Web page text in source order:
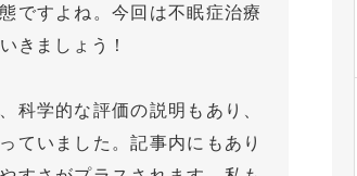
ですよね。今回は不眠症治療
きましょう！
科学的な評価の説明もあり、
ていました。記事内にもあり